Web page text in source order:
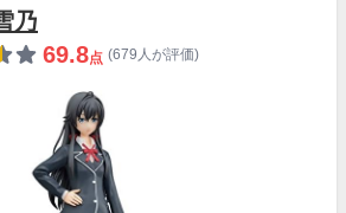
乃
69.8点 (679人が評価)